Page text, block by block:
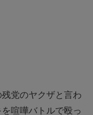
党のヤクザと言わ
喧嘩バトルで殴っ